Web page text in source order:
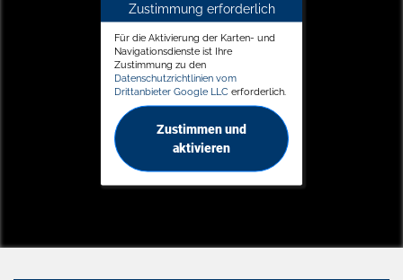
Zustimmung erforderlich
Für die Aktivierung der Karten- und
Navigationsdienste ist Ihre
Zustimmung zu den
Datenschutzrichtlinien vom
Drittanbieter Google LLC erforderlich.
Zustimmen und
aktivieren